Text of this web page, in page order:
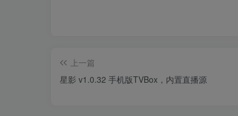
上一篇
星影 v1.0.32 手机版TVBox，内置直播源